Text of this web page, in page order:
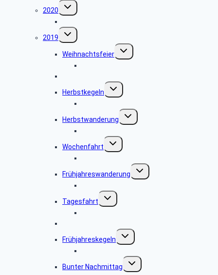
2020
Untermenü
umschalten
2019
Untermenü
umschalten
Weihnachtsfeier
Untermenü
umschalten
Herbstkegeln
Untermenü
umschalten
Herbstwanderung
Untermenü
umschalten
Wochenfahrt
Untermenü
umschalten
Frühjahreswanderung
Untermenü
umschalten
Tagesfahrt
Untermenü
umschalten
Frühjahreskegeln
Untermenü
umschalten
Bunter Nachmittag
Untermenü
umschalten